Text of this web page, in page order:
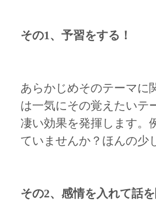
その1、予習をする！
あらかじめそのテーマに
は一気にその覚えたいテ
凄い効果を発揮します。
ていませんか？ほんの少
その2、感情を入れて話を